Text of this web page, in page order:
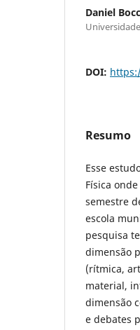
Daniel
DOI:
Resumo
Esse
Física
semestre
escola
pesquisa
dimensão
(rítmica,
material,
dimensão
e debates